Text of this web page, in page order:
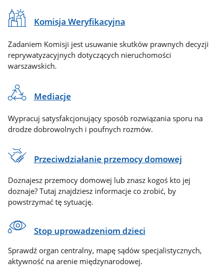
Komisja Weryfikacyjna
Zadaniem Komisji jest usuwanie skutków prawnych decyzji
reprywatyzacyjnych dotyczących nieruchomości
warszawskich.
Mediacje
Wypracuj satysfakcjonujący sposób rozwiązania sporu na
drodze dobrowolnych i poufnych rozmów.
Przeciwdziałanie przemocy domowej
Doznajesz przemocy domowej lub znasz kogoś kto jej
doznaje? Tutaj znajdziesz informacje co zrobić, by
powstrzymać tę sytuację.
Stop uprowadzeniom dzieci
Sprawdź organ centralny, mapę sądów specjalistycznych,
aktywność na arenie międzynarodowej.